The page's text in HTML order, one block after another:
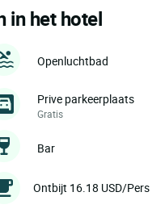
in het hotel
Openluchtbad
Prive parkeerplaats
Gratis
Bar
Ontbijt 16.18 USD/Pers